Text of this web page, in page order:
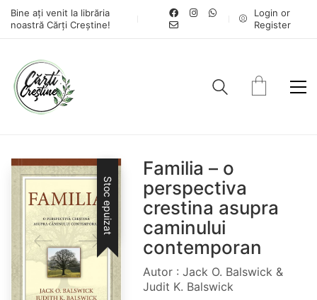
Bine ați venit la librăria
noastră Cărți Creștine!
Login or
Register
Stoc epuizat
Familia – o
perspectiva
crestina asupra
caminului
contemporan
Autor : Jack O. Balswick &
Judit K. Balswick